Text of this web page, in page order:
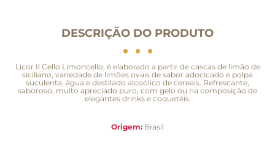
DESCRIÇÃO DO PRODUTO
Licor Il Cello Limoncello, é elaborado a partir de cascas de limão de
siciliano, variedade de limões ovais de sabor adocicado e polpa
suculenta, água e destilado alcoólico de cereais. Refrescante,
saboroso, muito apreciado puro, com gelo ou na composição de
elegantes drinks e coquetéis.
Origem: Brasil